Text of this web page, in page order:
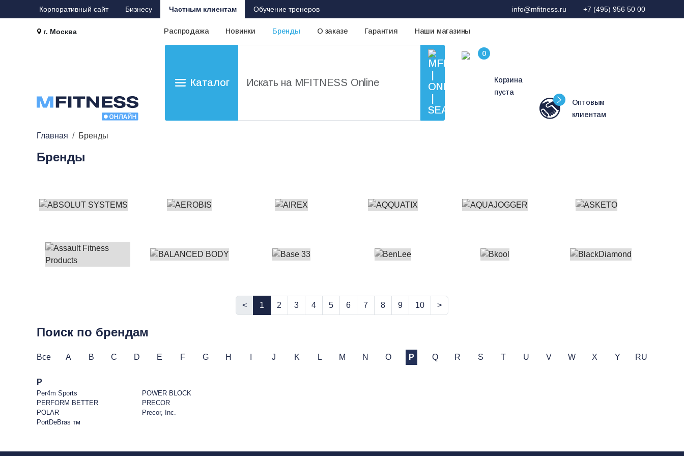
Корпоративный сайт Бизнесу Частным клиентам Обучение тренеров info@mfitness.ru +7 (495) 956 50 00
г. Москва Распродажа Новинки Бренды О заказе Гарантия Наши магазины
Каталог
Корзина
пуста
Оптовым
клиентам
Главная Бренды
Бренды
< 1 2 3 4 5 6 7 8 9 10 >
Поиск по брендам
Все A B C D E F G H J K L M N O P Q R S T U V W X Y RU
P
Per4m Sports
PERFORM BETTER
POLAR
PortDeBras тм
POWER BLOCK
PRECOR
Precor, Inc.